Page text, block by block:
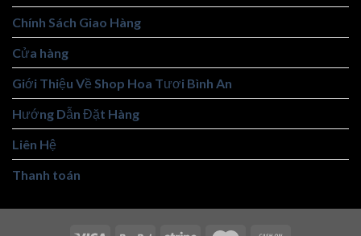
Chính Sách Giao Hàng
Cửa hàng
Giới Thiệu Về Shop Hoa Tươi Bình An
Hướng Dẫn Đặt Hàng
Liên Hệ
Thanh toán